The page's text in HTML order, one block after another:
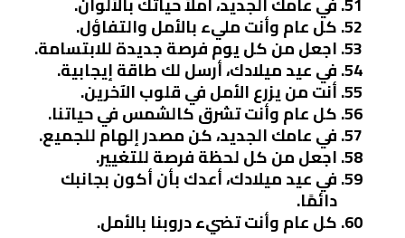
كل عام وأنت مليء بالأمل والتفاؤل.
اجعل من كل يوم فرصة جديدة للابتسامة.
في عيد ميلادك، أرسل لك طاقة إيجابية.
أنت من يزرع الأمل في قلوب الآخرين.
كل عام وأنت تشرق كالشمس في حياتنا.
في عامك الجديد، كن مصدر إلهام للجميع.
اجعل من كل لحظة فرصة للتغيير.
في عيد ميلادك، أعدك بأن أكون بجانبك
دائمًا.
كل عام وأنت تضيء دروبنا بالأمل.